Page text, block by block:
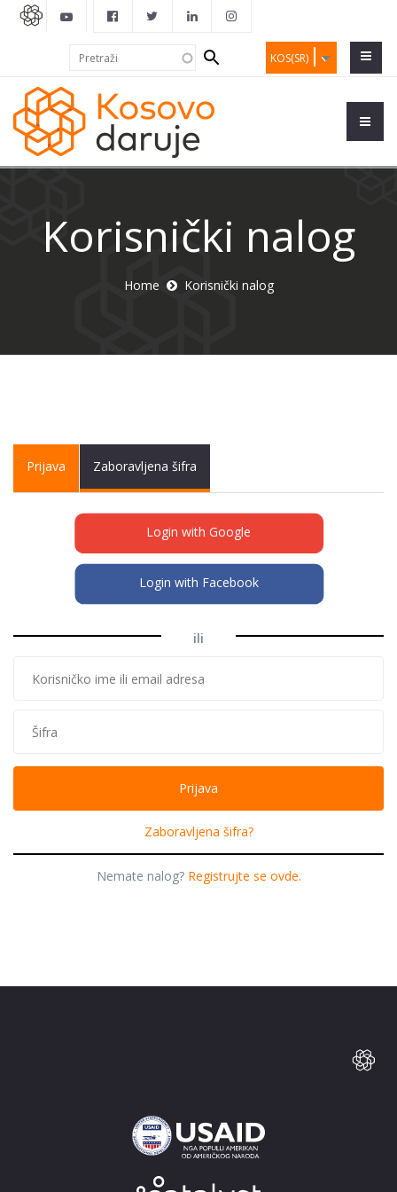
KOS(SR)
Search
form
Korisnički nalog
Home Korisnički nalog
Primary tabs
Prijava (activeZaboravljena šifra
Login with Google
Login with Facebook
ili
Zaboravljena šifra?
Nemate nalog? Registrujte se ovde.